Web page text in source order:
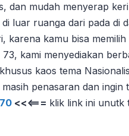
dan mudah menyerap
luar ruanga dari pada di
karena kamu bisa
kami menyediakan
khusus kaos tema
masih penasaran dan
<<<=== klik link ini unutk